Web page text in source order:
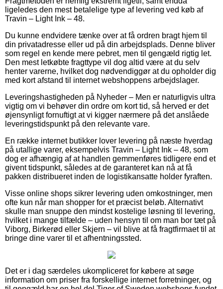
ligeledes den mest betalelige type af levering ved køb af
Travin – Light Ink – 48.
Du kunne endvidere tænke over at få ordren bragt hjem til
din privatadresse eller ud på din arbejdsplads. Denne bliver
som regel en kende mere pebret, men til gengæld rigtig let.
Den mest letkøbte fragttype vil dog altid være at du selv
henter varerne, hvilket dog nødvendiggør at du opholder dig
med kort afstand til internet webshoppens arbejdslager.
Leveringshastigheden på Nyheder – Men er naturligvis ultra
vigtig om vi behøver din ordre om kort tid, så herved er det
øjensynligt fornuftigt at vi kigger nærmere på det anslåede
leveringstidspunkt på den relevante vare.
En række internet butikker lover levering på næste hverdag
på utallige varer, eksempelvis Travin – Light Ink – 48, som
dog er afhængig af at handlen gemmenføres tidligere end et
givent tidspunkt, således at de garanteret kan nå at få
pakken distribueret inden de logistikansatte holder fyraften.
Visse online shops sikrer levering uden omkostninger, men
ofte kun når man shopper for et præcist beløb. Alternativt
skulle man snuppe den mindst kostelige løsning til levering,
hvilket i mange tilfælde – uden hensyn til om man bor tæt på
Viborg, Birkerød eller Skjern – vil blive at få fragtfirmaet til at
bringe dine varer til et afhentningssted.
Det er i dag særdeles ukompliceret for købere at søge
information om priser fra forskellige internet forretninger, og